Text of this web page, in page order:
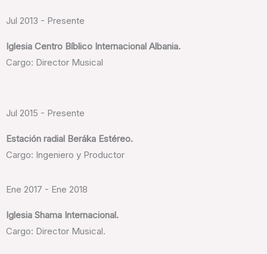
Jul 2013 - Presente
Iglesia Centro Bíblico Internacional Albania.
Cargo: Director Musical
Jul 2015 - Presente
Estación radial Beráka Estéreo.
Cargo: Ingeniero y Productor
Ene 2017 - Ene 2018
Iglesia Shama Internacional.
Cargo: Director Musical.